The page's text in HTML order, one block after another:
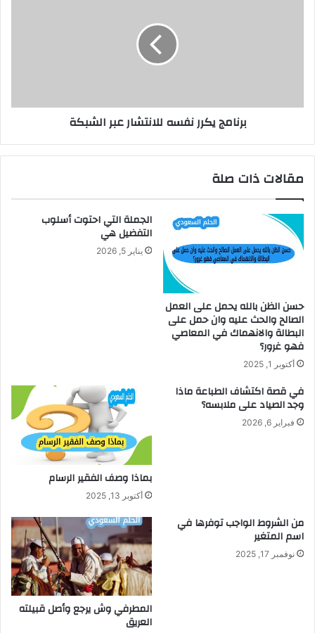
برنامج يكرر نفسه للانتشار عبر الشبكة
مقالات ذات صلة
حسن الظن بالله يحمل على العمل
الصالح والحث عليه وان حمل على
البطالة والانهماك في المعاصي
فهو غرور؟
أكتوبر 1, 2025
الجملة التي احتوت أسلوب
التفضيل هي
يناير 5, 2026
في قصة اكتشاف الطباعة ماذا
وجد الصياد على ملابسه؟
فبراير 6, 2026
بماذا وصف الفقير الرسام
أكتوبر 13, 2025
من الشروط الواجب توفرها في
اسم المتغير
نوفمبر 17, 2025
المطرفي وش يرجع وأصل قبيلته
العريق